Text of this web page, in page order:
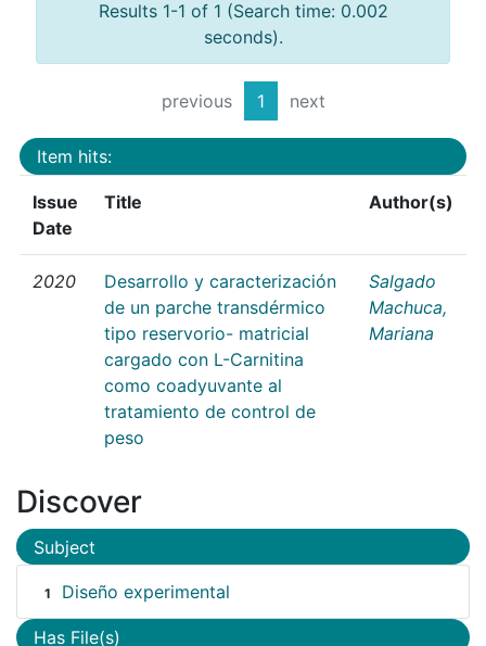
Results 1-1 of 1 (Search time: 0.002
seconds).
previous 1 next
Item hits:
Issue
Date
Title Author(s)
2020
Desarrollo y caracterización
de un parche transdérmico
tipo reservorio- matricial
cargado con L-Carnitina
como coadyuvante al
tratamiento de control de
peso
Salgado
Machuca,
Mariana
Discover
Subject
1 Diseño experimental
Has File(s)